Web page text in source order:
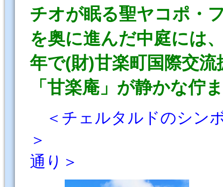
チオが眠る聖ヤコポ・
を奥に進んだ中庭には
年で(財)甘楽町国際交
「甘楽庵」が静かな佇
＜チェルタルドのシン
＞
通り＞